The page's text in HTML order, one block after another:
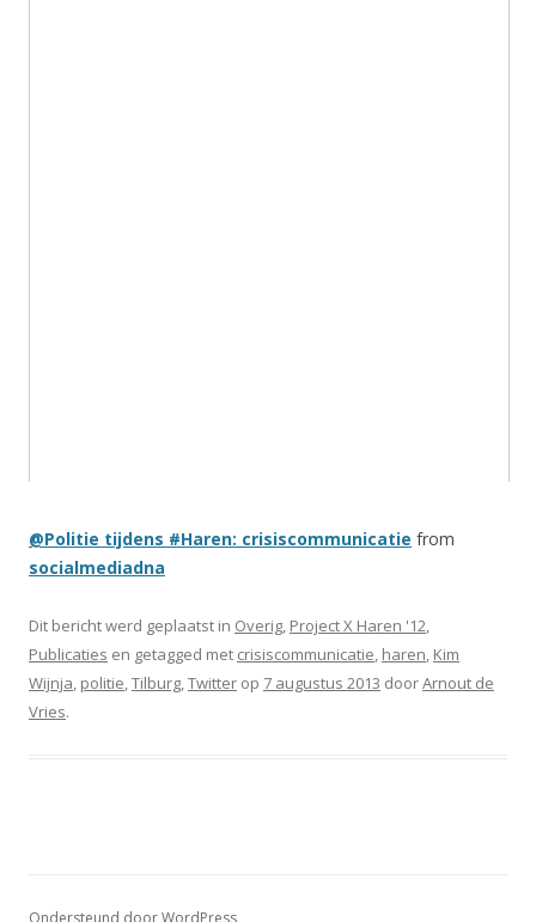
@Politie tijdens #Haren: crisiscommunicatie from
socialmediadna
Dit bericht werd geplaatst in Overig, Project X Haren '12,
Publicaties en getagged met crisiscommunicatie, haren, Kim
Wijnja, politie,Tilburg,Twitter op 7 augustus 2013 doorArnout de
Vries.
Ondersteund door WordPress